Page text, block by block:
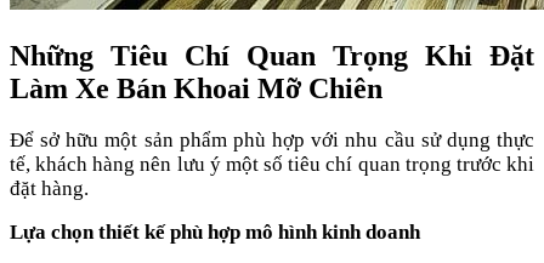
Những Tiêu Chí Quan Trọng Khi Đặt
Làm Xe Bán Khoai Mỡ Chiên
Để sở hữu một sản phẩm phù hợp với nhu cầu sử dụng thực
tế, khách hàng nên lưu ý một số tiêu chí quan trọng trước khi
đặt hàng.
Lựa chọn thiết kế phù hợp mô hình kinh doanh